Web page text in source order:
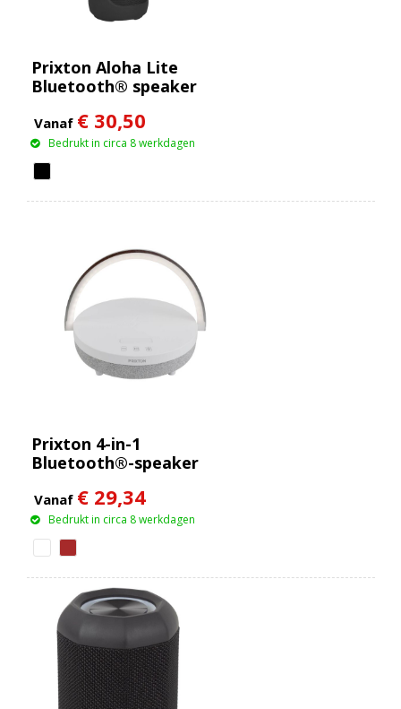
Prixton Aloha Lite
Bluetooth® speaker
Vanaf € 30,50
Bedrukt in circa 8 werkdagen
Prixton 4-in-1
Bluetooth®-speaker
ledverlichting en
draadloos
oplaadstation
Vanaf € 29,34
Bedrukt in circa 8 werkdagen